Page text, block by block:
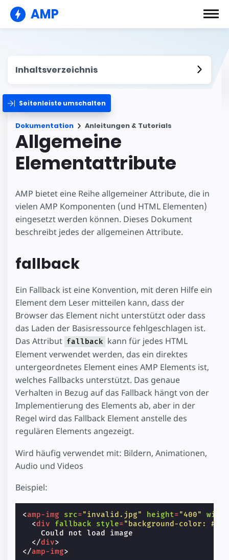
AMP
Inhaltsverzeichnis
Seitenleiste umschalten
Dokumentation Anleitungen & Tutorials
Allgemeine
Elementattribute
AMP bietet eine Reihe allgemeiner Attribute, die in
vielen AMP Komponenten (und HTML Elementen)
eingesetzt werden können. Dieses Dokument
beschreibt jedes der allgemeinen Attribute.
fallback
Ein Fallback ist eine Konvention, mit deren Hilfe ein
Element dem Leser mitteilen kann, dass der
Browser das Element nicht unterstützt oder dass
das Laden der Basisressource fehlgeschlagen ist.
Das Attribut fallback kann für jedes HTML
Element verwendet werden, das ein direktes
untergeordnetes Element eines AMP Elements ist,
welches Fallbacks unterstützt. Das genaue
Verhalten in Bezug auf das Fallback hängt von der
Implementierung des Elements ab, aber in der
Regel wird das Fallback Element anstelle des
regulären Elements angezeigt.
Wird häufig verwendet mit: Bildern, Animationen,
Audio und Videos
Beispiel:
<amp-img src="invalid.jpg" height="400"
<div fallback style="background-color:
    Could not load image
</div>
</amp-img>